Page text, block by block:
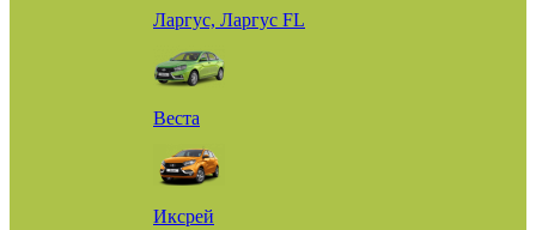
Ларгус, Ларгус FL
Веста
Иксрей